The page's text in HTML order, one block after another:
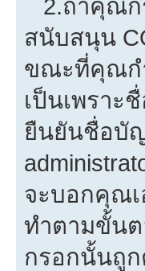
2.ถ้าคุณก
สนับสนุน
ขณะที่คุณก
เป็นเพราะ
ยืนยันชื่อบั
จะบอกคุณ
ทำตามขั้น
กรอกนั้นถู